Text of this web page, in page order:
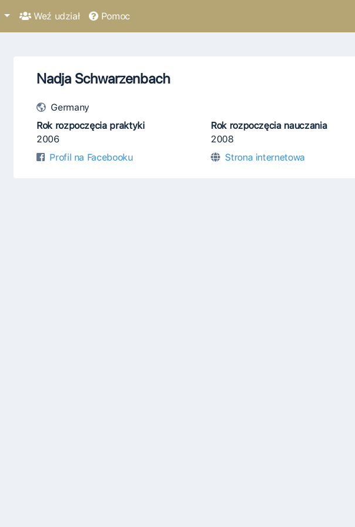
Weź udział Pomoc
Nadja Schwarzenbach
Germany
Rok rozpoczęcia praktyki
2006
Rok rozpoczęcia nauczania
2008
Profil na Facebooku
Strona internetowa